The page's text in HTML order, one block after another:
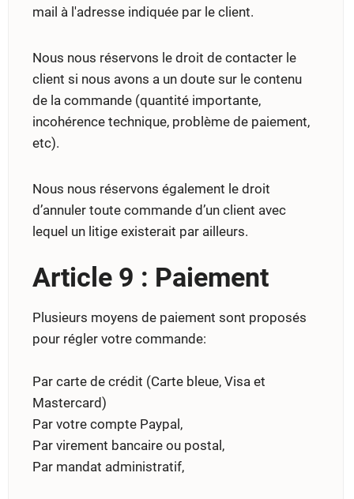
mail à l'adresse indiquée par le client.
Nous nous réservons le droit de contacter le
client si nous avons a un doute sur le contenu
de la commande (quantité importante,
incohérence technique, problème de paiement,
etc).
Nous nous réservons également le droit
d’annuler toute commande d’un client avec
lequel un litige existerait par ailleurs.
Article 9 : Paiement
Plusieurs moyens de paiement sont proposés
pour régler votre commande:
Par carte de crédit (Carte bleue, Visa et
Mastercard)
Par votre compte Paypal,
Par virement bancaire ou postal,
Par mandat administratif,